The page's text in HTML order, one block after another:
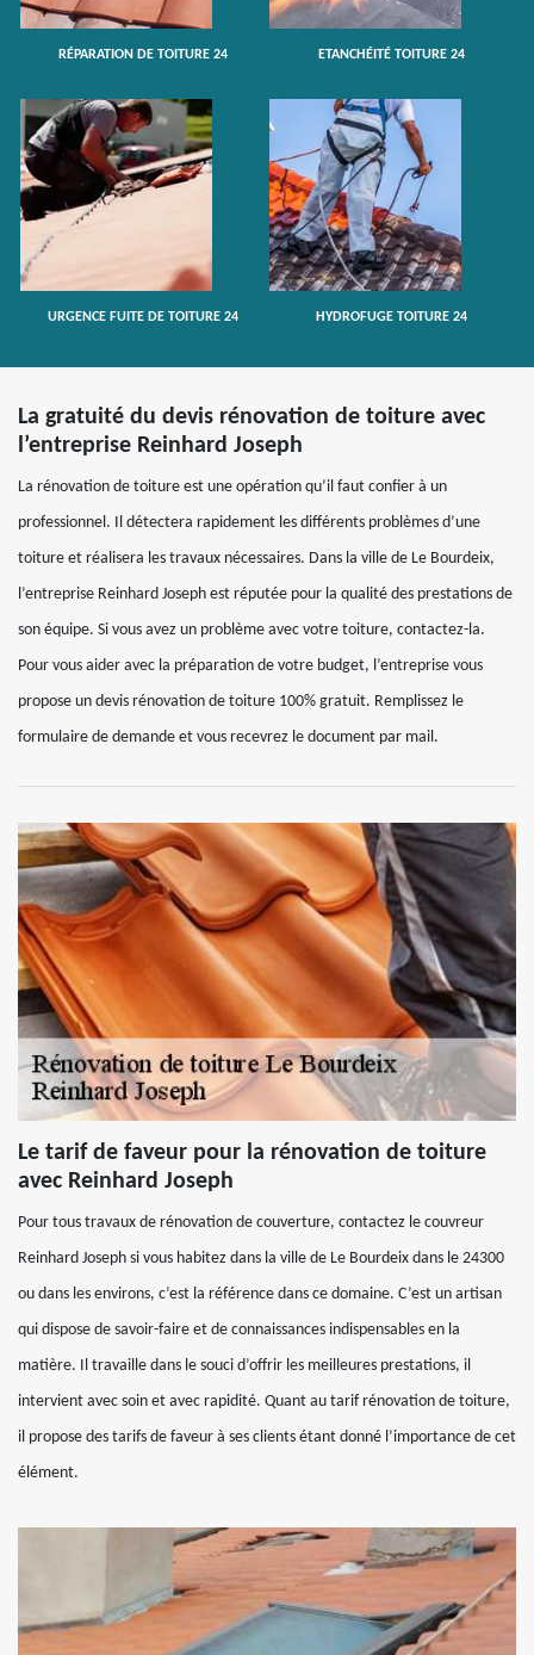
RÉPARATION DE TOITURE 24 ETANCHÉITÉ TOITURE 24
URGENCE FUITE DE TOITURE 24 HYDROFUGE TOITURE 24
La gratuité du devis rénovation de toiture avec
l’entreprise Reinhard Joseph
La rénovation de toiture est une opération qu’il faut confier à un
professionnel. Il détectera rapidement les différents problèmes d’une
toiture et réalisera les travaux nécessaires. Dans la ville de Le Bourdeix,
l’entreprise Reinhard Joseph est réputée pour la qualité des prestations de
son équipe. Si vous avez un problème avec votre toiture, contactez-la.
Pour vous aider avec la préparation de votre budget, l’entreprise vous
propose un devis rénovation de toiture 100% gratuit. Remplissez le
formulaire de demande et vous recevrez le document par mail.
Le tarif de faveur pour la rénovation de toiture
avec Reinhard Joseph
Pour tous travaux de rénovation de couverture, contactez le couvreur
Reinhard Joseph si vous habitez dans la ville de Le Bourdeix dans le 24300
ou dans les environs, c’est la référence dans ce domaine. C’est un artisan
qui dispose de savoir-faire et de connaissances indispensables en la
matière. Il travaille dans le souci d’offrir les meilleures prestations, il
intervient avec soin et avec rapidité. Quant au tarif rénovation de toiture,
il propose des tarifs de faveur à ses clients étant donné l’importance de cet
élément.